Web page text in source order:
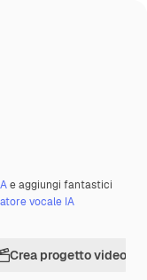
e aggiungi fantastici
vocale IA
Crea progetto video